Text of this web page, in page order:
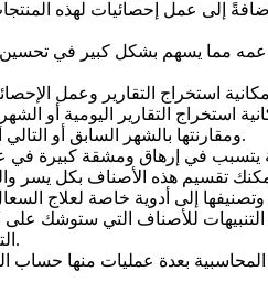
إلى عمل إحصائيات لهذه
مما يسهم بشكل كبير في تحسين
استخراج التقارير وعمل
استخراج التقارير اليومية أو
ومقارنتها بالشهر السابق أو التالي أو اليوم أو السنة من أجل الوقوف على مستوى الصيدلية والتفكير في كيفية التطوير.
يتسبب في إرهاق ومشقة كبيرة في
تقسيم هذه الأصناف بكل يسر
للأصناف التي ستوشك
التنبيهات المتعلقة بتواريخ الصلاحية للأدوية والمنتجات المختلفة كمستحضرات التجميل.
المحاسبية بعدة عمليات منها